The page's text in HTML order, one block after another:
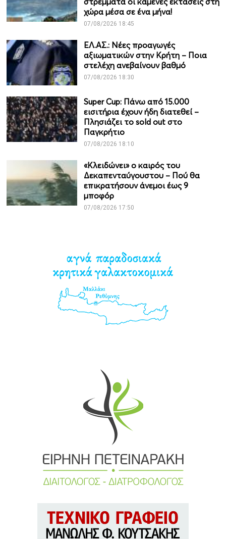
χώρα μέσα σε ένα μήνα!
07/08/2026 18:45
ΕΛ.ΑΣ.: Νέες προαγωγές
αξιωματικών στην Κρήτη – Ποια
στελέχη ανεβαίνουν βαθμό
07/08/2026 18:30
Super Cup: Πάνω από 15.000
εισιτήρια έχουν ήδη διατεθεί –
Πλησιάζει το sold out στο
Παγκρήτιο
07/08/2026 18:10
«Κλειδώνει» ο καιρός του
Δεκαπενταύγουστου – Πού θα
επικρατήσουν άνεμοι έως 9
μποφόρ
07/08/2026 17:50